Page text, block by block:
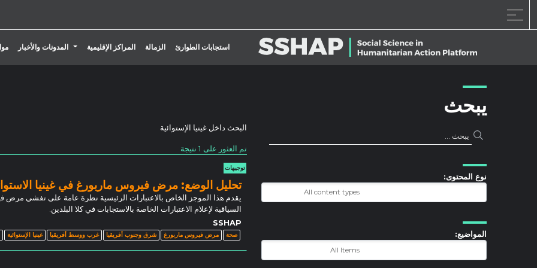
استجابات الطوارئ الزمالة المراكز الإقليمية
تبديل القائمة المنسدلة
المدونات والأخبار
يبحث
نوع المحتوى:
المواضيع:
البحث داخل غينيا الإستوائية
تم العثور على 1 نتيجة
توجيهات
تحليل الوضع: مرض فيروس ماربورغ في غينيا
يقدم هذا الموجز الخاص بالاعتبارات الرئيسية نظرة عامة على تفشي مرض
السياقية لإعلام الاعتبارات الخاصة بالاستجابات في كلا البلدين.
SSHAP
صحة مرض فيروس ماربورغ شرق وجنوب أفريقيا غرب ووسط أفريقيا غينيا الإستوائية